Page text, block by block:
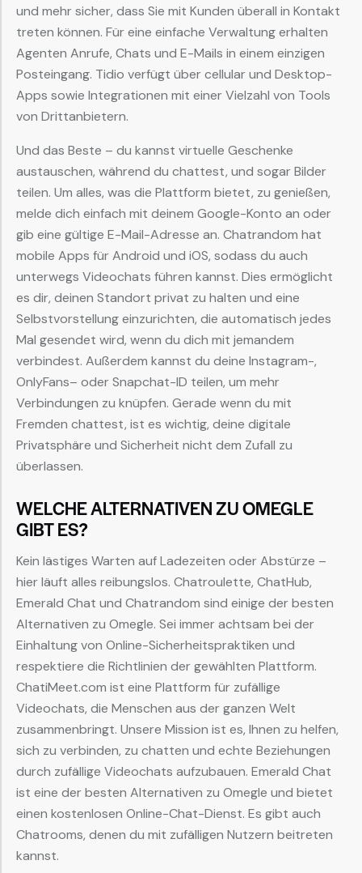
und mehr sicher, dass Sie mit Kunden überall in Kontakt
treten können. Für eine einfache Verwaltung erhalten
Agenten Anrufe, Chats und E-Mails in einem einzigen
Posteingang. Tidio verfügt über cellular und Desktop-
Apps sowie Integrationen mit einer Vielzahl von Tools
von Drittanbietern.
Und das Beste – du kannst virtuelle Geschenke
austauschen, während du chattest, und sogar Bilder
teilen. Um alles, was die Plattform bietet, zu genießen,
melde dich einfach mit deinem Google-Konto an oder
gib eine gültige E-Mail-Adresse an. Chatrandom hat
mobile Apps für Android und iOS, sodass du auch
unterwegs Videochats führen kannst. Dies ermöglicht
es dir, deinen Standort privat zu halten und eine
Selbstvorstellung einzurichten, die automatisch jedes
Mal gesendet wird, wenn du dich mit jemandem
verbindest. Außerdem kannst du deine Instagram-,
OnlyFans– oder Snapchat-ID teilen, um mehr
Verbindungen zu knüpfen. Gerade wenn du mit
Fremden chattest, ist es wichtig, deine digitale
Privatsphäre und Sicherheit nicht dem Zufall zu
überlassen.
WELCHE ALTERNATIVEN ZU OMEGLE
GIBT ES?
Kein lästiges Warten auf Ladezeiten oder Abstürze –
hier läuft alles reibungslos. Chatroulette, ChatHub,
Emerald Chat und Chatrandom sind einige der besten
Alternativen zu Omegle. Sei immer achtsam bei der
Einhaltung von Online-Sicherheitspraktiken und
respektiere die Richtlinien der gewählten Plattform.
ChatiMeet.com ist eine Plattform für zufällige
Videochats, die Menschen aus der ganzen Welt
zusammenbringt. Unsere Mission ist es, Ihnen zu helfen,
sich zu verbinden, zu chatten und echte Beziehungen
durch zufällige Videochats aufzubauen. Emerald Chat
ist eine der besten Alternativen zu Omegle und bietet
einen kostenlosen Online-Chat-Dienst. Es gibt auch
Chatrooms, denen du mit zufälligen Nutzern beitreten
kannst.